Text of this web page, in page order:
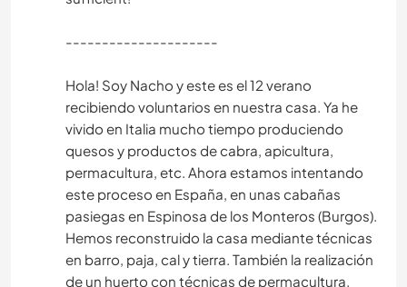
---------------------
Hola! Soy Nacho y este es el 12 verano
recibiendo voluntarios en nuestra casa. Ya he
vivido en Italia mucho tiempo produciendo
quesos y productos de cabra, apicultura,
permacultura, etc. Ahora estamos intentando
este proceso en España, en unas cabañas
pasiegas en Espinosa de los Monteros (Burgos).
Hemos reconstruido la casa mediante técnicas
en barro, paja, cal y tierra. También la realización
de un huerto con técnicas de permacultura.